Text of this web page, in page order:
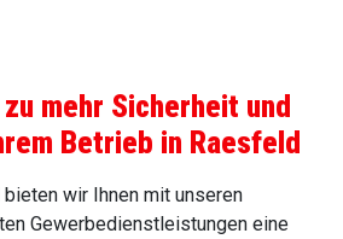
mehr Sicherheit und
Betrieb in Raesfeld
wir Ihnen mit unseren
Gewerbedienstleistungen eine